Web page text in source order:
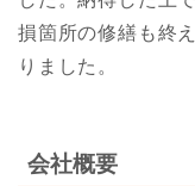
損箇所の修繕も終
りました。
会社概要